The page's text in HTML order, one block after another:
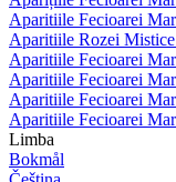
Aparitiile Fecioarei
Aparitiile Rozei
Aparitiile Fecioarei
Aparitiile Fecioarei
Aparitiile Fecioarei
Aparitiile Fecioarei
Limba
Bokmål